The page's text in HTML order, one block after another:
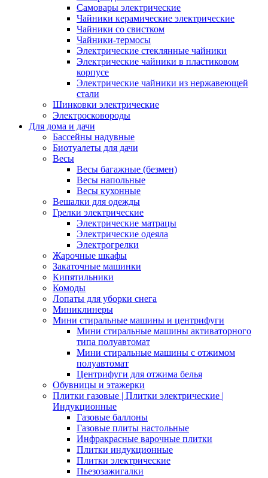
Самовары электрические
Чайники керамические электрические
Чайники со свистком
Чайники-термосы
Электрические стеклянные чайники
Электрические чайники в пластиковом
корпусе
Электрические чайники из нержавеющей
стали
Шинковки электрические
Электросковороды
Для дома и дачи
Бассейны надувные
Биотуалеты для дачи
Весы
Весы багажные (безмен)
Весы напольные
Весы кухонные
Вешалки для одежды
Грелки электрические
Электрические матрацы
Электрические одеяла
Электрогрелки
Жарочные шкафы
Закаточные машинки
Кипятильники
Комоды
Лопаты для уборки снега
Миниклинеры
Мини стиральные машины и центрифуги
Мини стиральные машины активаторного
типа полуавтомат
Мини стиральные машины с отжимом
полуавтомат
Центрифуги для отжима белья
Обувницы и этажерки
Плитки газовые | Плитки электрические |
Индукционные
Газовые баллоны
Газовые плиты настольные
Инфракрасные варочные плитки
Плитки индукционные
Плитки электрические
Пьезозажигалки